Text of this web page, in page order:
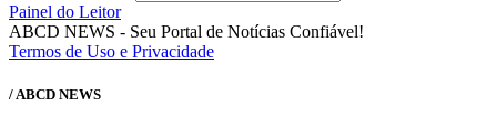
Painel do Leitor
ABCD NEWS - Seu Portal de Notícias Confiável!
Termos de Uso e Privacidade
/ ABCD NEWS